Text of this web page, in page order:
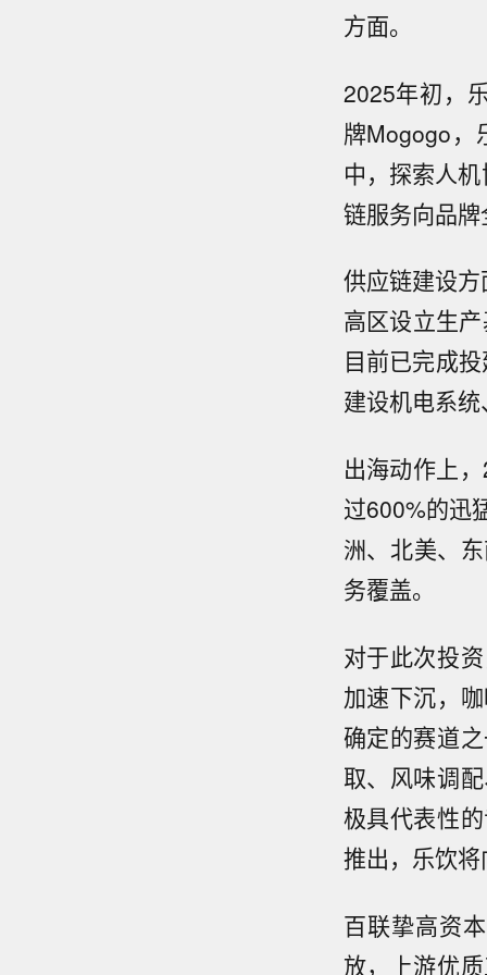
方面。
2025年初，
牌Mogogo，
中，探索人
链服务向品
供应链建设
高区设立生
目前已完成
建设机电系
出海动作上
过600%的迅
洲、北美、
务覆盖。
对于此次投
加速下沉，
确定的赛道
取、风味调
极具代表性
推出，乐饮
百联挚高资
放，上游优